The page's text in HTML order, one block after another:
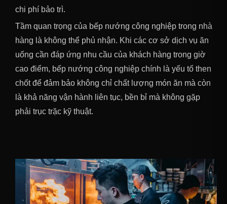
chi phí bảo trì.
Tầm quan trọng của bếp nướng công nghiệp trong nhà
hàng là không thể phủ nhận. Khi các cơ sở dịch vụ ăn
uống cần đáp ứng nhu cầu của khách hàng trong giờ
cao điểm, bếp nướng công nghiệp chính là yếu tố then
chốt để đảm bảo không chỉ chất lượng món ăn mà còn
là khả năng vận hành liên tục, bền bỉ mà không gặp
phải trục trặc kỹ thuật.